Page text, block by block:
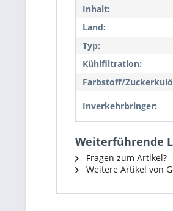
Inhalt:
Land:
Typ:
Kühlfiltration:
Farbstoff/
Inverkehrbringer:
Weiterführende
Fragen zum Artikel?
Weitere Artikel von